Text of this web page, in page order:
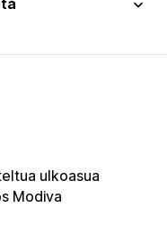
ulkoasua
Modiva